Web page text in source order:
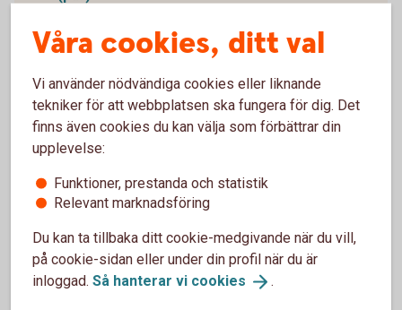
1338652109
Ansök
Våra cookies, ditt val
Vi använder nödvändiga cookies eller liknande
tekniker för att webbplatsen ska fungera för dig. Det
finns även cookies du kan välja som förbättrar din
upplevelse:
Funktioner, prestanda och statistik
Relevant marknadsföring
Du kan ta tillbaka ditt cookie-medgivande när du vill,
på cookie-sidan eller under din profil när du är
inloggad. Så hanterar vi cookies .